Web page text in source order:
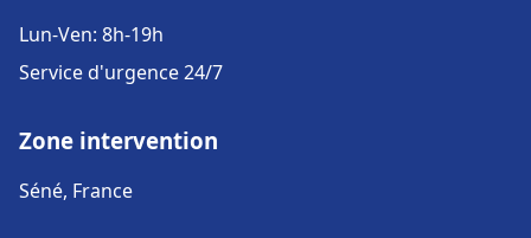
Lun-Ven: 8h-19h
Service d'urgence 24/7
Zone intervention
Séné, France